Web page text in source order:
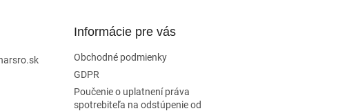
Informácie pre vás
Obchodné podmienky
GDPR
Poučenie o uplatnení práva
spotrebiteľa na odstúpenie od